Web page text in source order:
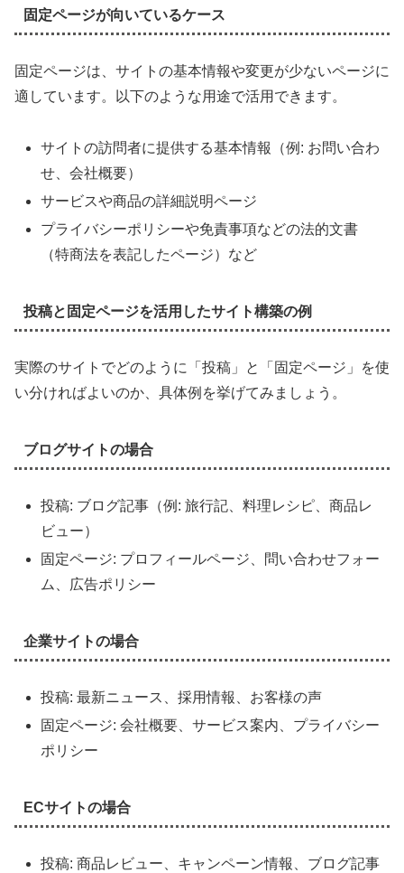
固定ページが向いているケース
固定ページは、サイトの基本情報や変更が少ないページに
適しています。以下のような用途で活用できます。
サイトの訪問者に提供する基本情報（例: お問い合わ
せ、会社概要）
サービスや商品の詳細説明ページ
プライバシーポリシーや免責事項などの法的文書
（特商法を表記したページ）など
投稿と固定ページを活用したサイト構築の例
実際のサイトでどのように「投稿」と「固定ページ」を使
い分ければよいのか、具体例を挙げてみましょう。
ブログサイトの場合
投稿: ブログ記事（例: 旅行記、料理レシピ、商品レ
ビュー）
固定ページ: プロフィールページ、問い合わせフォー
ム、広告ポリシー
企業サイトの場合
投稿: 最新ニュース、採用情報、お客様の声
固定ページ: 会社概要、サービス案内、プライバシー
ポリシー
ECサイトの場合
投稿: 商品レビュー、キャンペーン情報、ブログ記事